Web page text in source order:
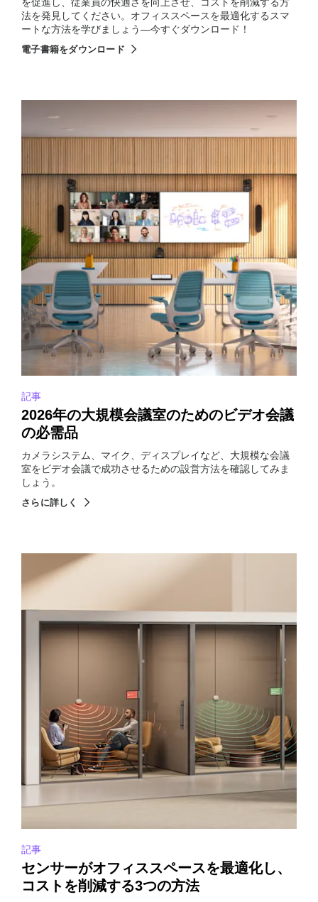
法を発見してください。オフィススペースを最適化するスマ
ートな方法を学びましょう—今すぐダウンロード！
電子書籍をダウンロード
記事
2026年の大規模会議室のためのビデオ会議
の必需品
カメラシステム、マイク、ディスプレイなど、大規模な会議
室をビデオ会議で成功させるための設営方法を確認してみま
しょう。
さらに詳しく
記事
センサーがオフィススペースを最適化し、
コストを削減する3つの方法